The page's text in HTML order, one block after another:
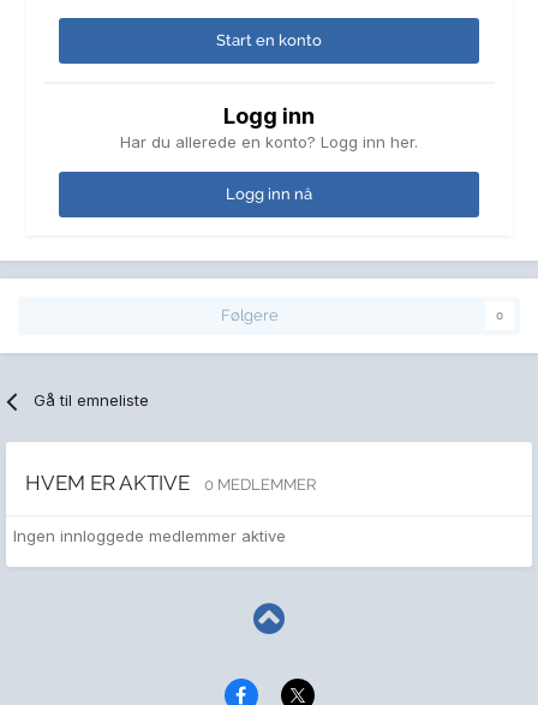
Start en konto
Logg inn
Har du allerede en konto? Logg inn her.
Logg inn nå
Følgere 0
Gå til emneliste
HVEM ER AKTIVE 0 MEDLEMMER
Ingen innloggede medlemmer aktive